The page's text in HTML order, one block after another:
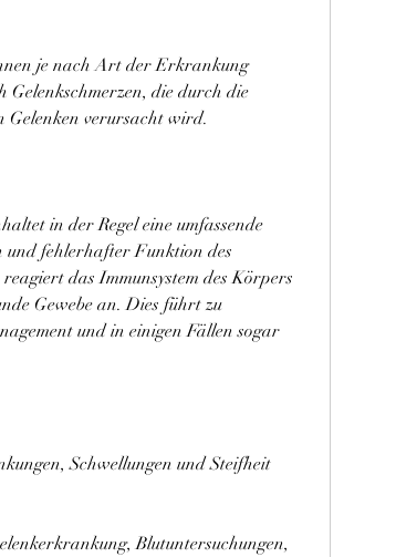
je nach Art der Erkrankung
Gelenkschmerzen, die durch die
verursacht wird.
in der Regel eine umfassende
fehlerhafter Funktion des
das Immunsystem des Körpers
Gewebe an. Dies führt zu
und in einigen Fällen sogar
Schwellungen und Steifheit
Blutuntersuchungen,